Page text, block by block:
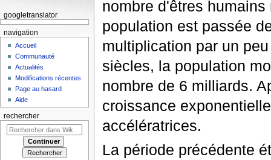
nombre d'êtres
population est passée
multiplication par un
siècles, la population
nombre de 6 milliards.
croissance
accélératrices.
La période précédente
googletranslator
navigation
Accueil
Communauté
Actualités
Modifications récentes
Page au hasard
Aide
rechercher